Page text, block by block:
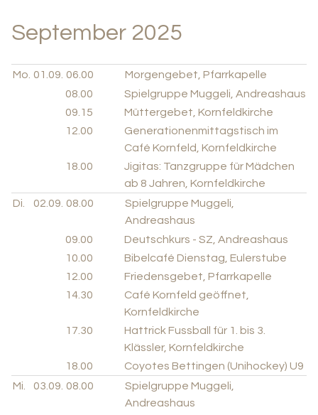
September 2025
Mo. 01.09. 06.00
Morgengebet, Pfarrkapelle
08.00
Spielgruppe Muggeli, Andreashaus
09.15
Müttergebet, Kornfeldkirche
12.00
Generationenmittagstisch im
Café Kornfeld, Kornfeldkirche
18.00
Jigitas: Tanzgruppe für Mädchen
ab 8 Jahren, Kornfeldkirche
Di.
02.09. 08.00
Spielgruppe Muggeli,
Andreashaus
09.00
Deutschkurs - SZ, Andreashaus
10.00
Bibelcafé Dienstag, Eulerstube
12.00
Friedensgebet, Pfarrkapelle
14.30
Café Kornfeld geöffnet,
Kornfeldkirche
17.30
Hattrick Fussball für 1. bis 3.
Klässler, Kornfeldkirche
18.00
Coyotes Bettingen (Unihockey) U9
Mi.
03.09. 08.00
Spielgruppe Muggeli,
Andreashaus